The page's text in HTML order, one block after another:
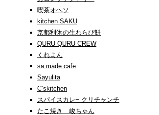
喫茶オヘソ
kitchen SAKU
京都利休の生わらび餅
QURU QURU CREW
くれよん
sa made cafe
Sayulita
C’skitchen
スパイスカレ− クリチャンチ
たこ焼き 峻ちゃん